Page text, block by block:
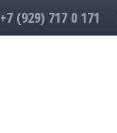
+7 (929) 717 0 171